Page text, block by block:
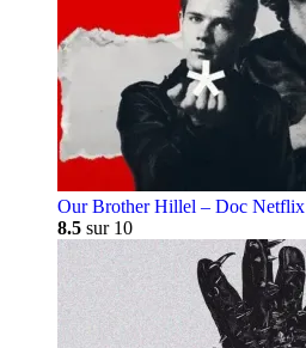
Our Brother Hillel – Doc Netflix
8.5 sur 10